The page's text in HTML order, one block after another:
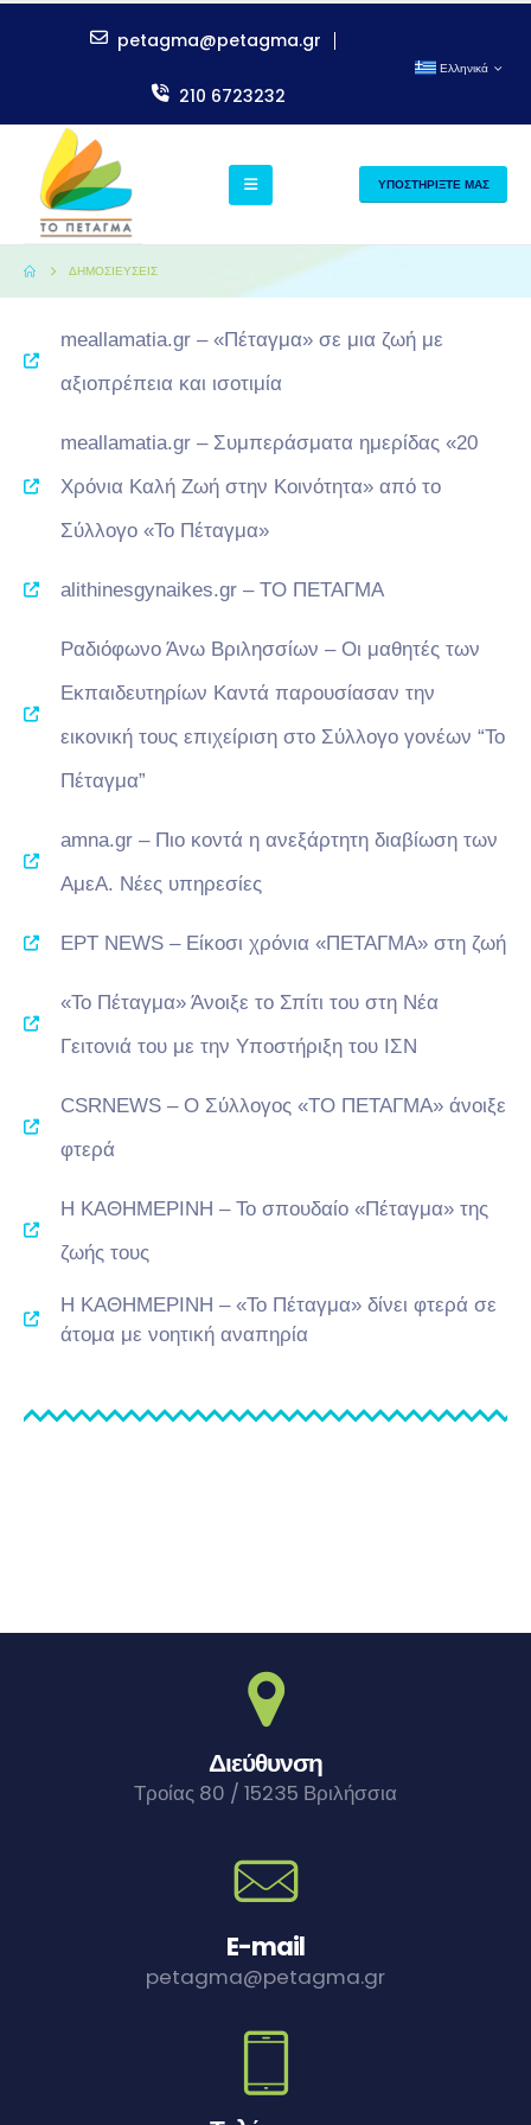
petagma@petagma.gr
210 6723232
Ελληνικά
ΥΠΟΣΤΗΡΙΞΤΕ ΜΑΣ
ΔΗΜΟΣΙΕΎΣΕΙΣ
meallamatia.gr – «Πέταγμα» σε μια ζωή με
αξιοπρέπεια και ισοτιμία
meallamatia.gr – Συμπεράσματα ημερίδας «20
Χρόνια Καλή Ζωή στην Κοινότητα» από το
Σύλλογο «Το Πέταγμα»
alithinesgynaikes.gr – ΤΟ ΠΕΤΑΓΜΑ
Ραδιόφωνο Άνω Βριλησσίων – Οι μαθητές των
Εκπαιδευτηρίων Καντά παρουσίασαν την
εικονική τους επιχείριση στο Σύλλογο γονέων “Το
Πέταγμα”
amna.gr – Πιο κοντά η ανεξάρτητη διαβίωση των
ΑμεΑ. Νέες υπηρεσίες
ΕΡΤ NEWS – Είκοσι χρόνια «ΠΕΤΑΓΜΑ» στη ζωή
«Το Πέταγμα» Άνοιξε το Σπίτι του στη Νέα
Γειτονιά του με την Υποστήριξη του ΙΣΝ
CSRNEWS – Ο Σύλλογος «ΤΟ ΠΕΤΑΓΜΑ» άνοιξε
φτερά
Η ΚΑΘΗΜΕΡΙΝΗ – Το σπουδαίο «Πέταγμα» της
ζωής τους
Η ΚΑΘΗΜΕΡΙΝΗ – «Το Πέταγμα» δίνει φτερά σε
άτομα με νοητική αναπηρία
Διεύθυνση
Τροίας 80 / 15235 Βριλήσσια
E-mail
petagma@petagma.gr